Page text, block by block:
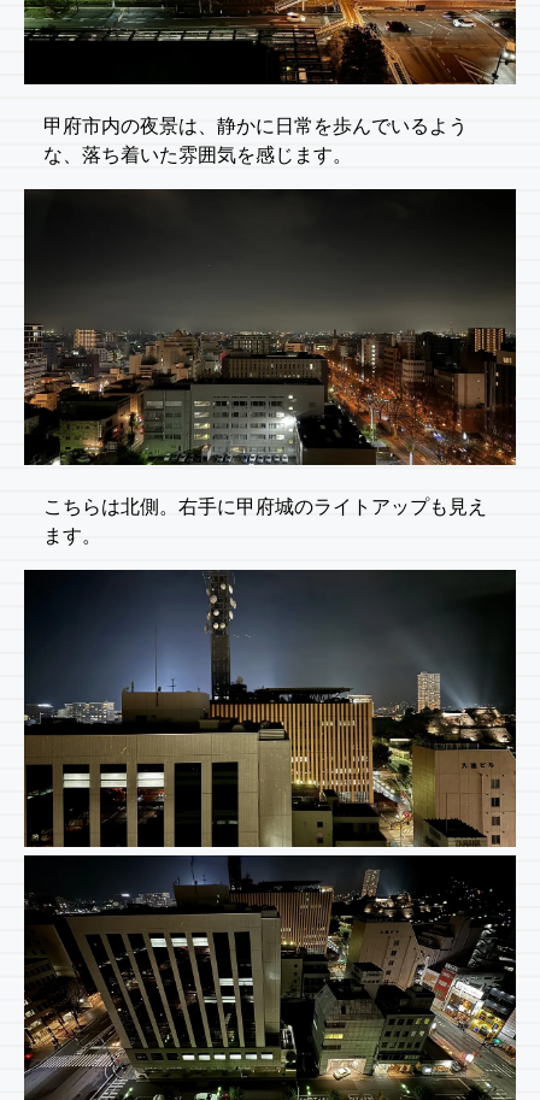
甲府市内の夜景は、静かに日常を歩んでいるよう
な、落ち着いた雰囲気を感じます。
こちらは北側。右手に甲府城のライトアップも見え
ます。